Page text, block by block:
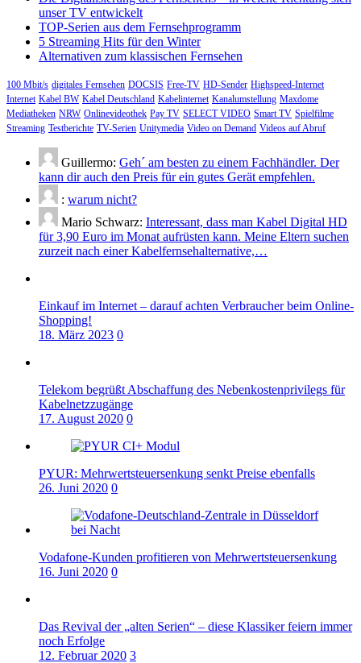
unser TV entwickelt
TOP-Serien aus dem Fernsehprogramm
5 Streaming Hits für den Winter
Alternativen zum klassischen Fernsehen
100 Mbit/s digitales Fernsehen DOCSIS Free-TV HD-Sender Highspeed-Internet
Internet Kabel BW Kabel Deutschland Kabelinternet Kanalumstellung Maxdome
Mediatheken NRW Onlinevideothek Pay TV SELECT VIDEO Smart TV Spielfilme
Streaming Testberichte TV-Serien Unitymedia Video on Demand Videos auf Abruf
Guillermo: Geh´ am besten zu einem Fachhändler. Der
kann dir auch den Preis für ein gutes Gerät empfehlen.
: warum nicht?
Mario Schwarz: Interessant, dass man Kabel Digital HD
für 3,90 Euro im Monat aufrüsten kann. Meine Eltern suchen
zurzeit nach einer Kabelfernsehalternative,…
Einkauf im Internet – darauf achten Verbraucher beim Online-
Shopping!
18. März 2023 0
Telekom begrüßt Abschaffung des Nebenkostenprivilegs für
Kabelnetzzugänge
17. August 2020 0
PYUR: Mehrwertsteuersenkung senkt Preise ebenfalls
26. Juni 2020 0
Vodafone-Kunden profitieren von Mehrwertsteuersenkung
16. Juni 2020 0
Das Revival der „alten Serien“ – diese Klassiker feiern immer
noch Erfolge
12. Februar 2020 3